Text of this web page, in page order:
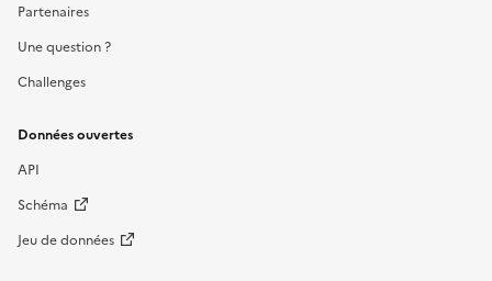
Partenaires
Une question ?
Challenges
Données ouvertes
API
Schéma
Jeu de données